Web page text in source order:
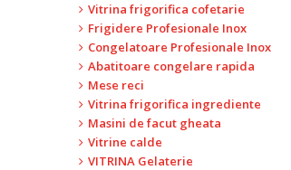
Vitrina frigorifica cofetarie
Frigidere Profesionale Inox
Congelatoare Profesionale Inox
Abatitoare congelare rapida
Mese reci
Vitrina frigorifica ingrediente
Masini de facut gheata
Vitrine calde
VITRINA Gelaterie